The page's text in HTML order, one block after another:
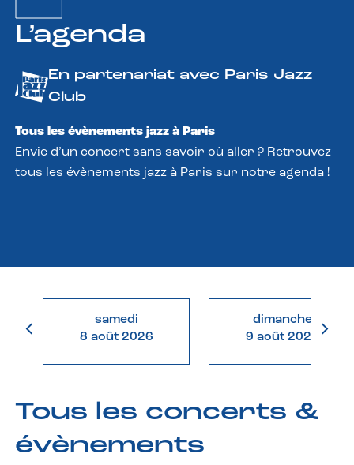
L’agenda
En partenariat avec Paris Jazz
Club
Tous les évènements jazz à Paris
Envie d’un concert sans savoir où aller ? Retrouvez
tous les évènements jazz à Paris sur notre agenda !
samedi
8 août 2026
dimanche
9 août 2026
Tous les concerts &
évènements